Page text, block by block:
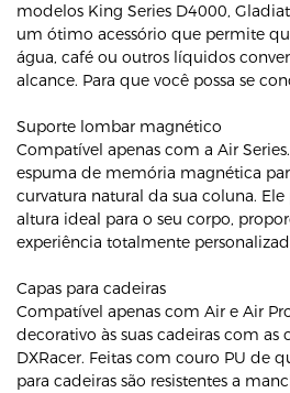
modelos King Series D4000,
um ótimo acessório que permite
água, café ou outros líquidos
alcance. Para que você possa se
Suporte lombar magnético
Compatível apenas com a Air
espuma de memória magnética
curvatura natural da sua coluna.
altura ideal para o seu corpo,
experiência totalmente
Capas para cadeiras
Compatível apenas com Air e Air
decorativo às suas cadeiras com as
DXRacer. Feitas com couro PU de
para cadeiras são resistentes a